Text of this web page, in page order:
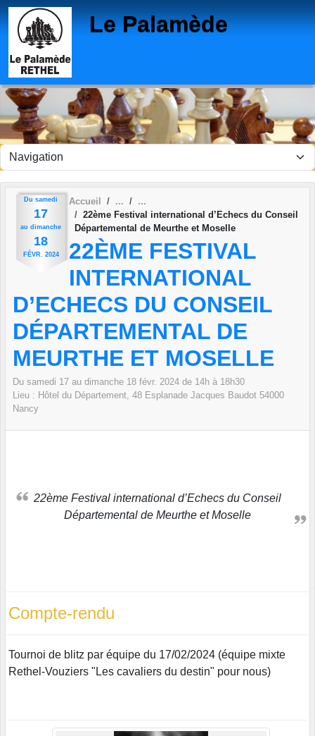
Le Palamède
Du samedi
17
au dimanche
18
FÉVR. 2024
Accueil
22ème Festival international d’Echecs du Conseil
Départemental de Meurthe et Moselle
22ÈME FESTIVAL
INTERNATIONAL
D’ECHECS DU CONSEIL
DÉPARTEMENTAL DE
MEURTHE ET MOSELLE
Du samedi 17 au dimanche 18 févr. 2024 de 14h à 18h30
Lieu : Hôtel du Département, 48 Esplanade Jacques Baudot 54000
Nancy
22ème Festival international d’Echecs du Conseil
Départemental de Meurthe et Moselle
Compte-rendu
Tournoi de blitz par équipe du 17/02/2024 (équipe mixte
Rethel-Vouziers "Les cavaliers du destin" pour nous)
Panneau de gestion des cookies